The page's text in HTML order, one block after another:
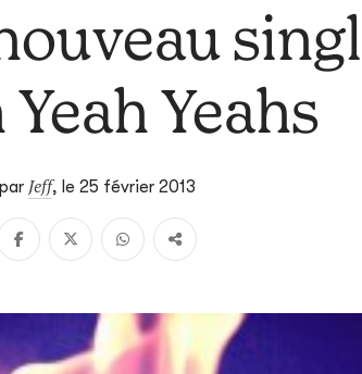
Yeah Yeahs
par Jeff, le 25 février 2013